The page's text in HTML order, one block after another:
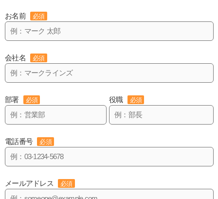
お名前 必須
会社名 必須
部署 必須 役職 必須
電話番号 必須
メールアドレス 必須